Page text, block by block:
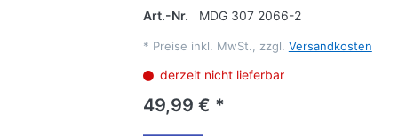
Art.-Nr.
MDG 307 2066-2
* Preise inkl. MwSt., zzgl. Versandkosten
derzeit nicht lieferbar
49,99 € *